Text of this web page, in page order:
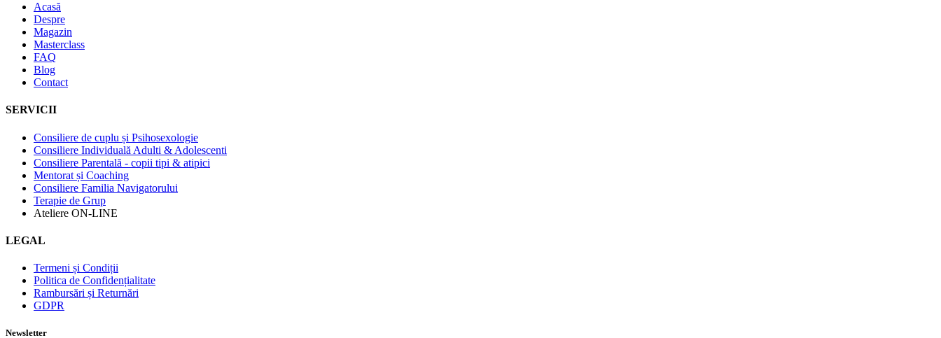
Acasă
Despre
Magazin
Masterclass
FAQ
Blog
Contact
SERVICII
Consiliere de cuplu și Psihosexologie
Consiliere Individuală Adulti & Adolescenti
Consiliere Parentală - copii tipi & atipici
Mentorat și Coaching
Consiliere Familia Navigatorului
Terapie de Grup
Ateliere ON-LINE
LEGAL
Termeni și Condiții
Politica de Confidențialitate
Rambursări și Returnări
GDPR
Newsletter